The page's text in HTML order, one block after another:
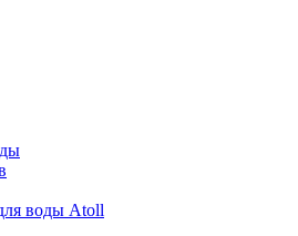
воды Atoll